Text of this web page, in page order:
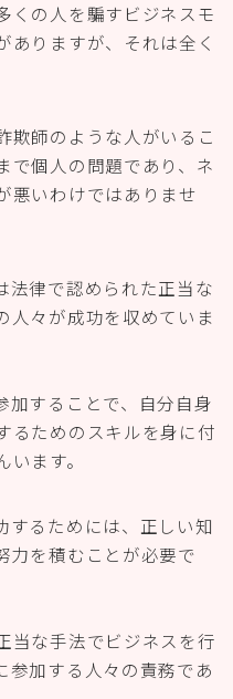
くの人を騙すビジネスモ
ありますが、それは全く
欺師のような人がいるこ
で個人の問題であり、ネ
悪いわけではありませ
法律で認められた正当な
人々が成功を収めていま
加することで、自分自身
るためのスキルを身に付
ます。
するためには、正しい知
力を積むことが必要で
当な手法でビジネスを行
参加する人々の責務であ